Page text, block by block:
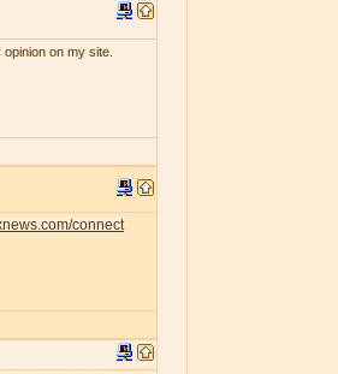
on my site.
connect